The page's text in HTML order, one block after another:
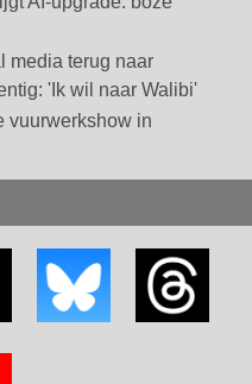
media terug naar
'Ik wil naar Walibi'
vuurwerkshow in